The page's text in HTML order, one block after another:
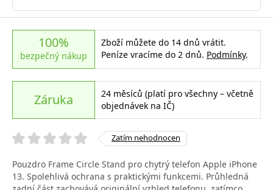
100%
bezpečný nákup
Zboží můžete do 14 dnů vrátit.
Peníze vracíme do 2 dnů. Podmínky.
Záruka
24 měsíců (platí pro všechny – včetně
objednávek na IČ)
Zatím nehodnocen
Pouzdro Frame Circle Stand pro chytrý telefon Apple iPhone
13. Spolehlivá ochrana s praktickými funkcemi. Průhledná